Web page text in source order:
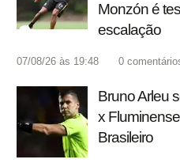
Monzón é
escalação
07/08/26 às 19:48 0
Bruno Arleu
x
Brasileiro